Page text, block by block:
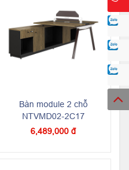
Bàn module 2 chỗ
NTVMD02-2C17
6,489,000 đ